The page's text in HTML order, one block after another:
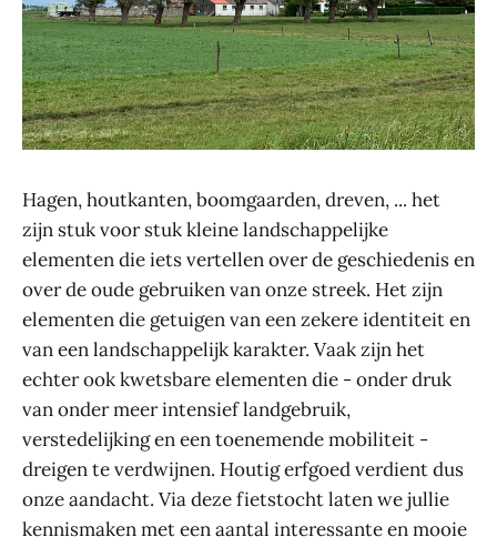
Hagen, houtkanten, boomgaarden, dreven, ... het
zijn stuk voor stuk kleine landschappelijke
elementen die iets vertellen over de geschiedenis en
over de oude gebruiken van onze streek. Het zijn
elementen die getuigen van een zekere identiteit en
van een landschappelijk karakter. Vaak zijn het
echter ook kwetsbare elementen die - onder druk
van onder meer intensief landgebruik,
verstedelijking en een toenemende mobiliteit -
dreigen te verdwijnen. Houtig erfgoed verdient dus
onze aandacht. Via deze fietstocht laten we jullie
kennismaken met een aantal interessante en mooie